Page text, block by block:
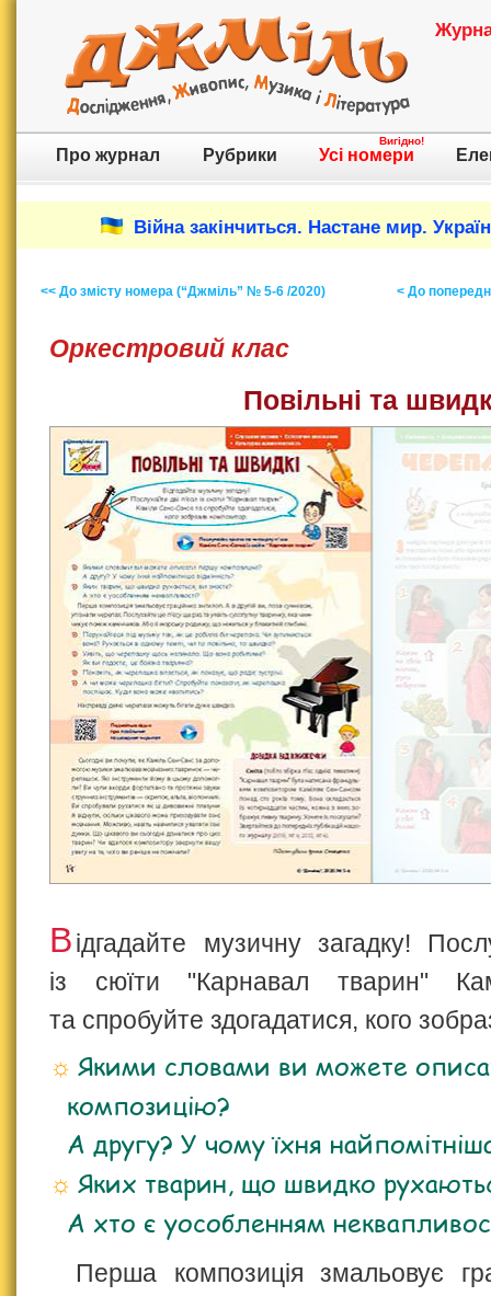
Про журнал Рубрики Усі номери
Вигідно!
Війна закінчиться. Настане мир.
<< До змісту номера (“Джміль” № 5-6 /2020) < До
Оркестровий клас
Повільні та
Відгадайте музичну загадку!
із сюїти "Карнавал тварин"
та спробуйте здогадатися, кого
Якими словами ви можете
композицію?
А другу? У чому їхня найпомітніша
Яких тварин, що швидко
А хто є уособленням
Перша композиція змальовує